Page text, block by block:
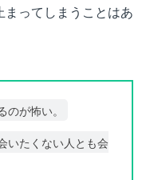
ってしまうことはあ
が怖い。
いたくない人とも会